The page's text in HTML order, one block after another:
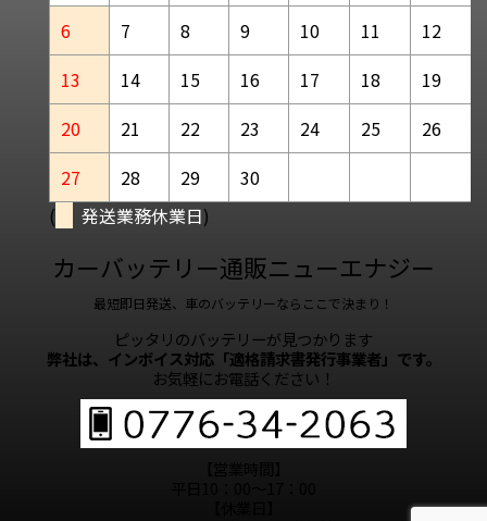
6
7 8 9 10 11
12
13
14 15 16 17 18
19
20
21 22 23 24 25
26
27
28 29
30
(
発送業務休業日)
カーバッテリー通販ニューエナジー
最短即日発送、車のバッテリーならここで決まり！
ピッタリのバッテリーが見つかります
弊社は、インボイス対応「適格請求書発行事業者」です。
お気軽にお電話ください！